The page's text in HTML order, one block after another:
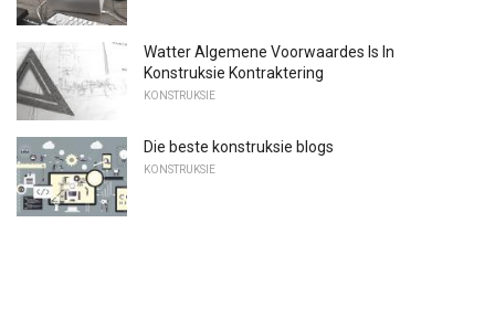
Watter Algemene Voorwaardes Is In
Konstruksie Kontraktering
KONSTRUKSIE
Die beste konstruksie blogs
KONSTRUKSIE